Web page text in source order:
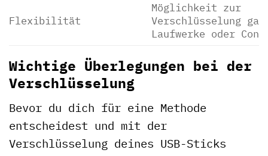
Flexibilität
Möglichkeit zur
Verschlüsselung
Laufwerke oder
Wichtige Überlegungen bei der
Verschlüsselung
Bevor du dich für eine Methode
entscheidest und mit der
Verschlüsselung deines USB-Sticks